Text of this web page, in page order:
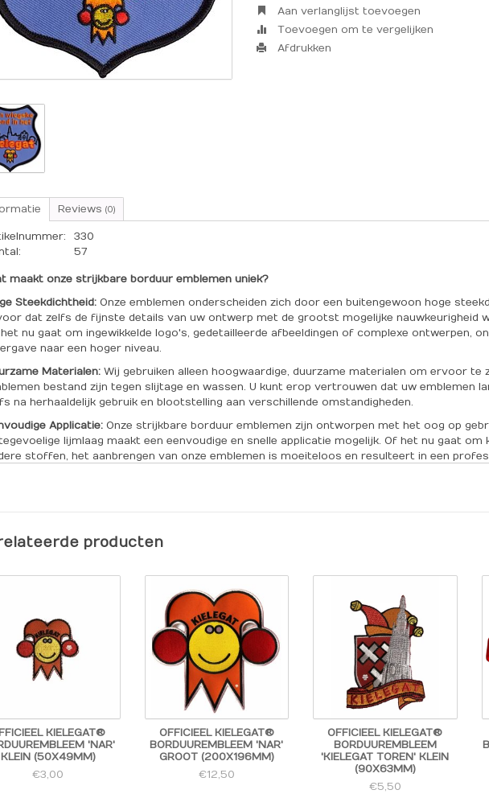
Aan verlanglijst toevoegen
Toevoegen om te vergelijken
Afdrukken
Reviews (0)
330
57
maakt onze strijkbare borduur emblemen uniek?
Steekdichtheid: Onze emblemen onderscheiden zich door een buitengewoon hoge
dat zelfs de fijnste details van uw ontwerp met de grootst mogelijke nauwkeurigheid
nu gaat om ingewikkelde logo's, gedetailleerde afbeeldingen of complexe ontwerpen,
naar een hoger niveau.
Materialen: Wij gebruiken alleen hoogwaardige, duurzame materialen om ervoor te
bestand zijn tegen slijtage en wassen. U kunt erop vertrouwen dat uw emblemen
na herhaaldelijk gebruik en blootstelling aan verschillende omstandigheden.
Applicatie: Onze strijkbare borduur emblemen zijn ontworpen met het oog op
lijmlaag maakt een eenvoudige en snelle applicatie mogelijk. Of het nu gaat om
stoffen, het aanbrengen van onze emblemen is moeiteloos en resulteert in een
producten
KIELEGAT®
'NAR'
KLEIN (50X49MM)
€3,00
OFFICIEEL KIELEGAT®
BORDUUREMBLEEM 'NAR'
GROOT (200X196MM)
€12,50
OFFICIEEL KIELEGAT®
BORDUUREMBLEEM
'KIELEGAT TOREN' KLEIN
(90X63MM)
€5,50